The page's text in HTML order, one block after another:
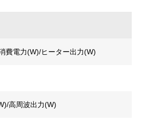
費電力(W)/ヒーター出力(W)
高周波出力(W)